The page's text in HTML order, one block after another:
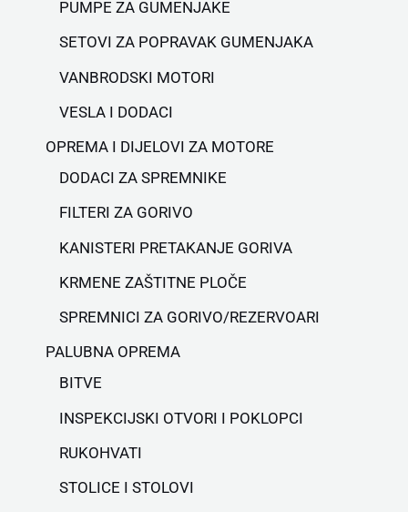
PUMPE ZA GUMENJAKE
SETOVI ZA POPRAVAK GUMENJAKA
VANBRODSKI MOTORI
VESLA I DODACI
OPREMA I DIJELOVI ZA MOTORE
DODACI ZA SPREMNIKE
FILTERI ZA GORIVO
KANISTERI PRETAKANJE GORIVA
KRMENE ZAŠTITNE PLOČE
SPREMNICI ZA GORIVO/REZERVOARI
PALUBNA OPREMA
BITVE
INSPEKCIJSKI OTVORI I POKLOPCI
RUKOHVATI
STOLICE I STOLOVI